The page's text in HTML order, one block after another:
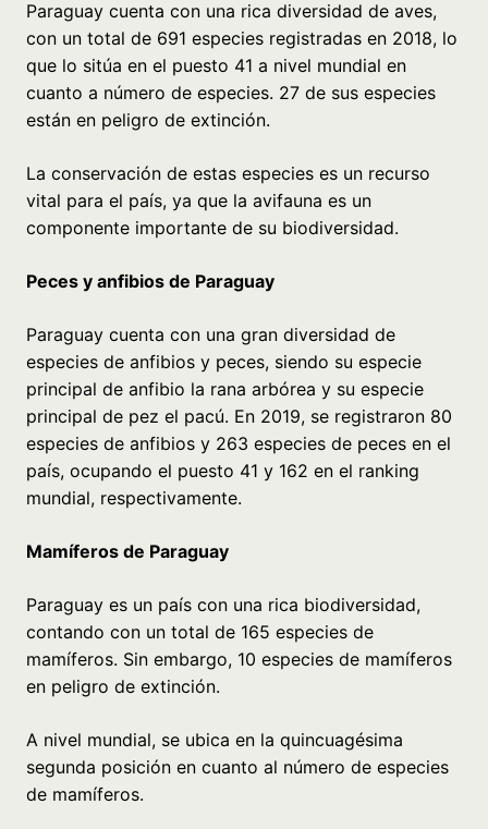
Paraguay cuenta con una rica diversidad de aves,
con un total de 691 especies registradas en 2018, lo
que lo sitúa en el puesto 41 a nivel mundial en
cuanto a número de especies. 27 de sus especies
están en peligro de extinción.
La conservación de estas especies es un recurso
vital para el país, ya que la avifauna es un
componente importante de su biodiversidad.
Peces y anfibios de Paraguay
Paraguay cuenta con una gran diversidad de
especies de anfibios y peces, siendo su especie
principal de anfibio la rana arbórea y su especie
principal de pez el pacú. En 2019, se registraron 80
especies de anfibios y 263 especies de peces en el
país, ocupando el puesto 41 y 162 en el ranking
mundial, respectivamente.
Mamíferos de Paraguay
Paraguay es un país con una rica biodiversidad,
contando con un total de 165 especies de
mamíferos. Sin embargo, 10 especies de mamíferos
en peligro de extinción.
A nivel mundial, se ubica en la quincuagésima
segunda posición en cuanto al número de especies
de mamíferos.